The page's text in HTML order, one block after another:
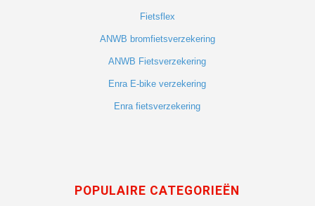
Fietsflex
ANWB bromfietsverzekering
ANWB Fietsverzekering
Enra E-bike verzekering
Enra fietsverzekering
POPULAIRE CATEGORIEËN